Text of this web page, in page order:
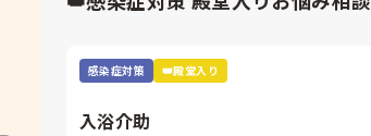
感染症対策 👑殿堂入り
入浴介助